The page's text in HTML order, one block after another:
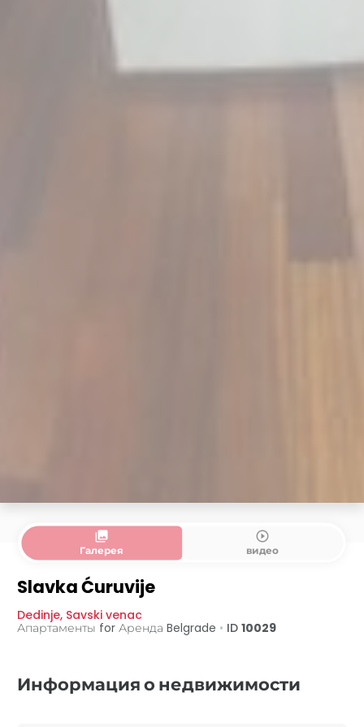
collections
Галерея
play_circle_outline
видео
Slavka Ćuruvije
Dedinje, Savski venac
Апартаменты for Аренда Belgrade • ID 10029
Информация о недвижимости